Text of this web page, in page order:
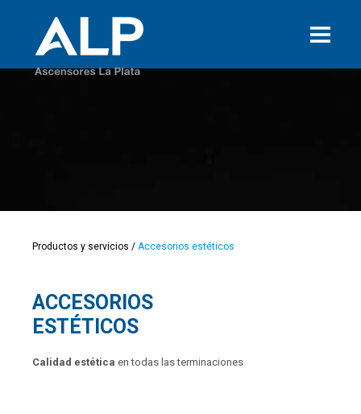
Productos y servicios / Accesorios estéticos
ACCESORIOS
ESTÉTICOS
Calidad estética en todas las terminaciones